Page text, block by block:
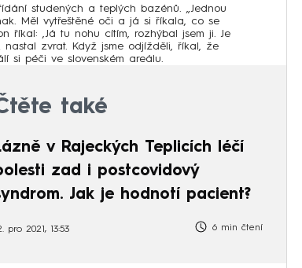
studených a teplých bazénů. „Jednou
Měl vytřeštěné oči a já si říkala, co se
říkal: ‚Já tu nohu cítím, rozhýbal jsem ji. Je
zvrat. Když jsme odjížděli, říkal, že
si péči ve slovenském areálu.
také
v Rajeckých Teplicích léčí
zad i postcovidový
Jak je hodnotí pacient?
pro 2021, 13:53 6 min čtení